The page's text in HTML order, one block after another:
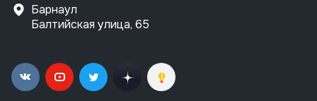
Барнаул
Балтийская улица, 65